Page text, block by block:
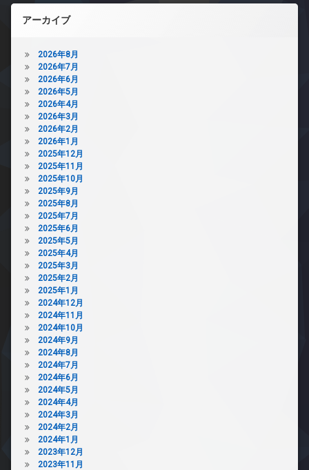
アーカイブ
2026年8月
2026年7月
2026年6月
2026年5月
2026年4月
2026年3月
2026年2月
2026年1月
2025年12月
2025年11月
2025年10月
2025年9月
2025年8月
2025年7月
2025年6月
2025年5月
2025年4月
2025年3月
2025年2月
2025年1月
2024年12月
2024年11月
2024年10月
2024年9月
2024年8月
2024年7月
2024年6月
2024年5月
2024年4月
2024年3月
2024年2月
2024年1月
2023年12月
2023年11月